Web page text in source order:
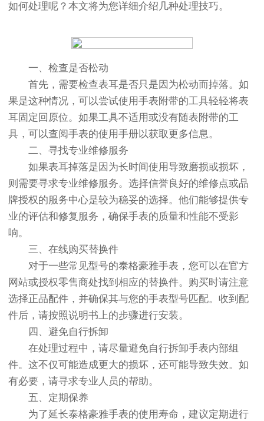
如何处理呢？本文将为您详细介绍几种处理技巧。
一、检查是否松动
首先，需要检查表耳是否只是因为松动而掉落。如
果是这种情况，可以尝试使用手表附带的工具轻轻将表
耳固定回原位。如果工具不适用或没有随表附带的工
具，可以查阅手表的使用手册以获取更多信息。
二、寻找专业维修服务
如果表耳掉落是因为长时间使用导致磨损或损坏，
则需要寻求专业维修服务。选择信誉良好的维修点或品
牌授权的服务中心是较为稳妥的选择。他们能够提供专
业的评估和修复服务，确保手表的质量和性能不受影
响。
三、在线购买替换件
对于一些常见型号的泰格豪雅手表，您可以在官方
网站或授权零售商处找到相应的替换件。购买时请注意
选择正品配件，并确保其与您的手表型号匹配。收到配
件后，请按照说明书上的步骤进行安装。
四、避免自行拆卸
在处理过程中，请尽量避免自行拆卸手表内部组
件。这不仅可能造成更大的损坏，还可能导致失效。如
有必要，请寻求专业人员的帮助。
五、定期保养
为了延长泰格豪雅手表的使用寿命，建议定期进行